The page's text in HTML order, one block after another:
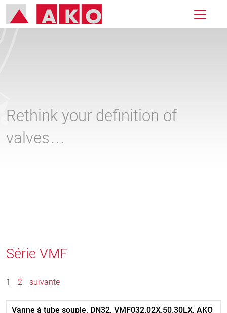
Rethink your definition of
valves…
Série VMF
1 2 suivante
Vanne à tube souple, DN32, VMF032.02X.50.30LX, AKO